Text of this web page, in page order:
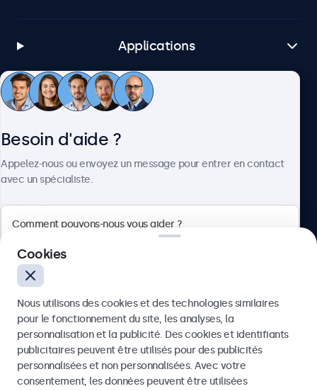
Applications
Service client
4.8/5 noté par 5000+ entreprises
Français
Besoin d'aide ?
Appelez-nous ou envoyez un message pour entrer en contact
avec un spécialiste.
Envoyer
Cookies
Nous utilisons des cookies et des technologies similaires
pour le fonctionnement du site, les analyses, la
personnalisation et la publicité. Des cookies et identifiants
publicitaires peuvent être utilisés pour des publicités
personnalisées et non personnalisées. Avec votre
consentement, les données peuvent être utilisées